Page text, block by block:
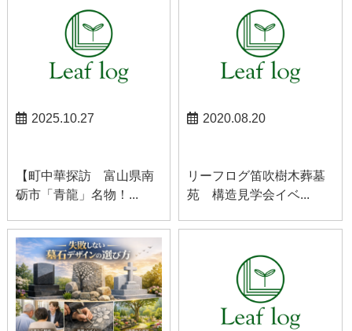
2025.10.27
【町中華探訪 富山県南
砺市「青龍」名物！...
2020.08.20
リーフログ笛吹樹木葬墓
苑 構造見学会イベ...